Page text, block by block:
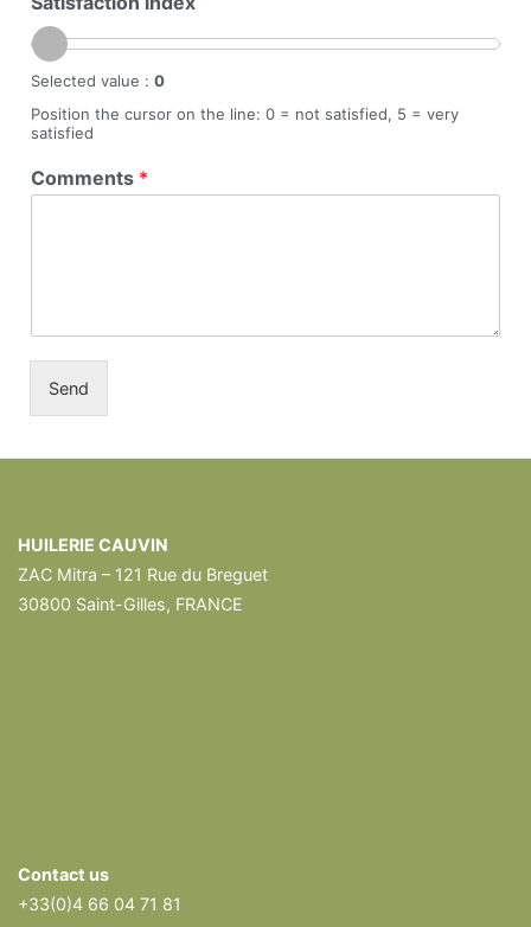
Selected value : 0
Position the cursor on the line: 0 = not satisfied, 5 = very
satisfied
Comments *
Send
HUILERIE CAUVIN
ZAC Mitra – 121 Rue du Breguet
30800 Saint-Gilles, FRANCE
Contact us
+33(0)4 66 04 71 81